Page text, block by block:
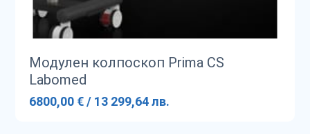
Модулен колпоскоп Prima CS
Labomed
6800,00 € / 13 299,64 лв.